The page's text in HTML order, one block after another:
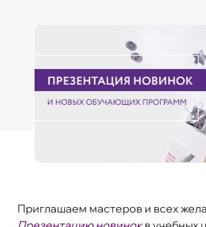
Приглашаем мастеров и всех